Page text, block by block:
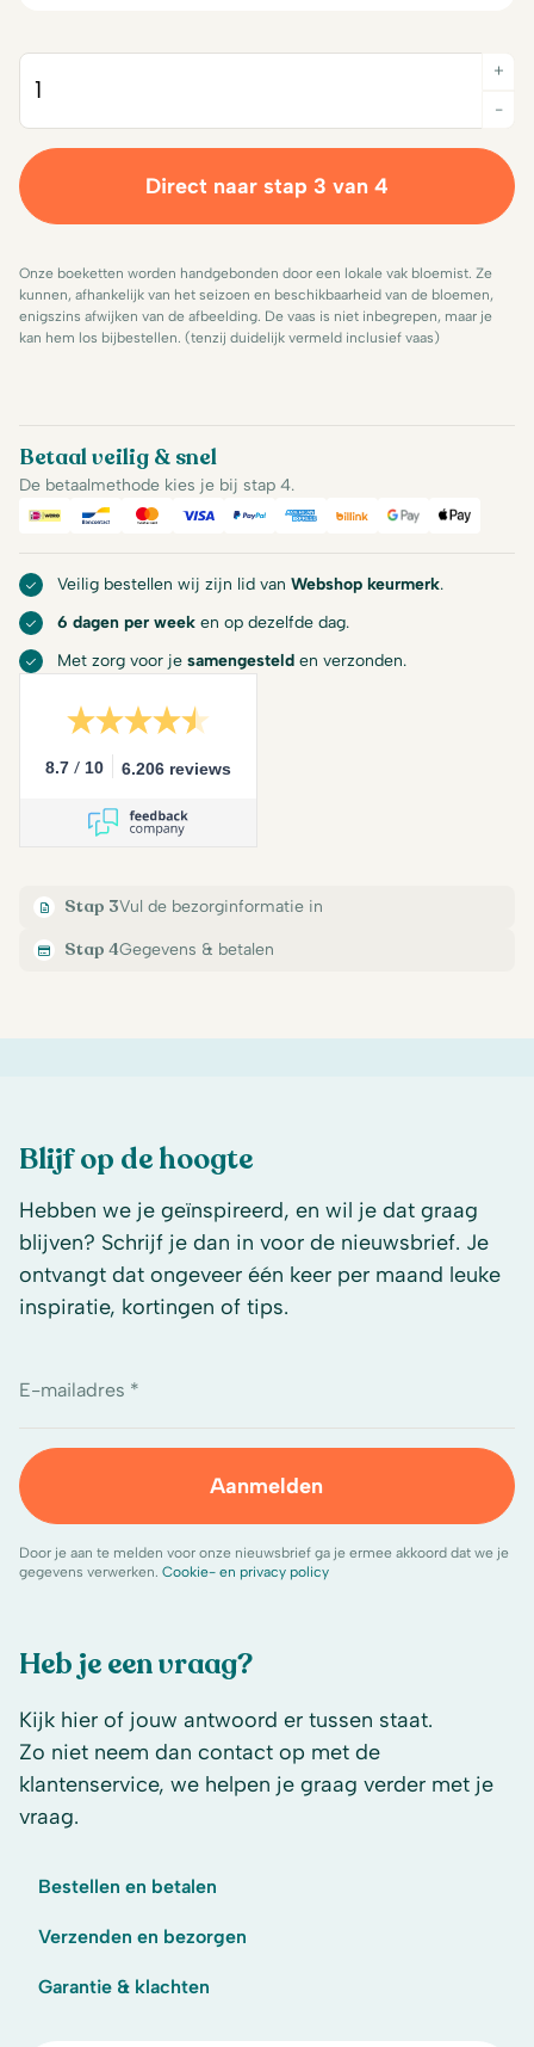
-
+
Direct naar stap 3 van 4
Onze boeketten worden handgebonden door een lokale vak bloemist. Ze
kunnen, afhankelijk van het seizoen en beschikbaarheid van de bloemen,
enigszins afwijken van de afbeelding. De vaas is niet inbegrepen, maar je
kan hem los bijbestellen. (tenzij duidelijk vermeld inclusief vaas)
Betaal veilig & snel
De betaalmethode kies je bij stap 4.
iDeal Bancontact
Mastercard
Visa PayPalAmerican Express
BillinkGoogle Pay
Apple
Veilig bestellen wij zijn lid van Webshop keurmerk.
6 dagen per week en op dezelfde dag.
Met zorg voor je samengesteld en verzonden.
8.7 / 10 6.206 reviews
Stap 3Vul de bezorginformatie in
Stap 4Gegevens & betalen
Heb je een vraag?
Kijk hier of jouw antwoord er tussen staat.
Zo niet neem dan contact op met de
klantenservice, we helpen je graag verder met je
vraag.
Bestellen en betalen
Verzenden en bezorgen
Garantie & klachten
Blijf op de hoogte
Hebben we je geïnspireerd, en wil je dat graag
blijven? Schrijf je dan in voor de nieuwsbrief. Je
ontvangt dat ongeveer één keer per maand leuke
inspiratie, kortingen of tips.
E-mailadres *
Aanmelden
Door je aan te melden voor onze nieuwsbrief ga je ermee akkoord dat we je
gegevens verwerken. Cookie- en privacy policy